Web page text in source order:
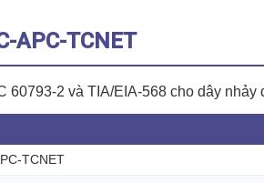
APC-TCNET
2 và TIA/EIA-568 cho dây nhảy
TCNET